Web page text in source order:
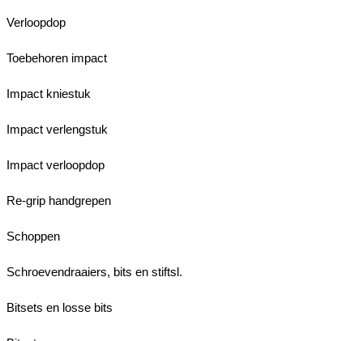
Verloopdop
Toebehoren impact
Impact kniestuk
Impact verlengstuk
Impact verloopdop
Re-grip handgrepen
Schoppen
Schroevendraaiers, bits en stiftsl.
Bitsets en losse bits